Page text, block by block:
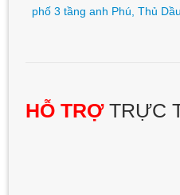
phố 3 tầng anh Phú, Thủ
HỖ TRỢTRỰC